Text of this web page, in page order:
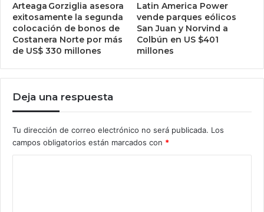
Arteaga Gorziglia asesora
exitosamente la segunda
colocación de bonos de
Costanera Norte por más
de US$ 330 millones
Latin America Power
vende parques eólicos
San Juan y Norvind a
Colbún en US $401
millones
Deja una respuesta
Tu dirección de correo electrónico no será publicada. Los
campos obligatorios están marcados con *